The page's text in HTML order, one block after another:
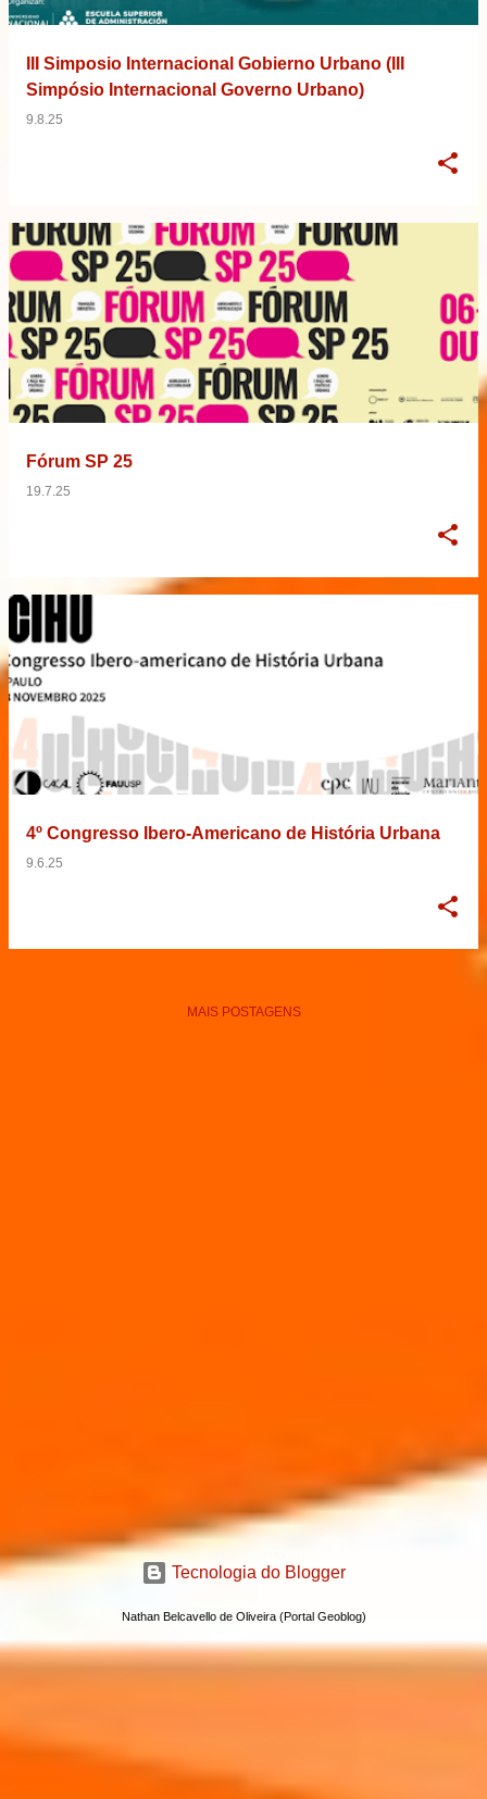
III Simposio Internacional Gobierno Urbano (III
Simpósio Internacional Governo Urbano)
9.8.25
Fórum SP 25
19.7.25
4º Congresso Ibero-Americano de História Urbana
9.6.25
MAIS POSTAGENS
Tecnologia do Blogger
Nathan Belcavello de Oliveira (Portal Geoblog)